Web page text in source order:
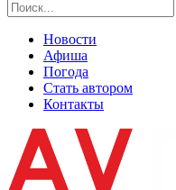
Новости
Афиша
Погода
Стать автором
Контакты